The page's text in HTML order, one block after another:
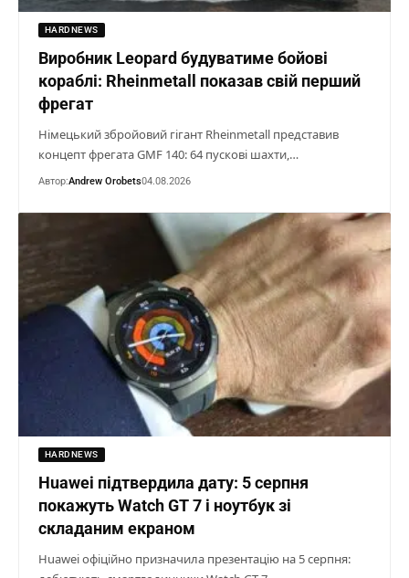
HARDNEWS
Виробник Leopard будуватиме бойові
кораблі: Rheinmetall показав свій перший
фрегат
Німецький збройовий гігант Rheinmetall представив
концепт фрегата GMF 140: 64 пускові шахти,…
Автор:Andrew Orobets04.08.2026
HARDNEWS
Huawei підтвердила дату: 5 серпня
покажуть Watch GT 7 і ноутбук зі
складаним екраном
Huawei офіційно призначила презентацію на 5 серпня: